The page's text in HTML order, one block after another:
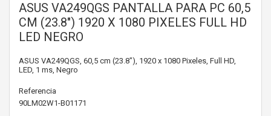
ASUS VA249QGS PANTALLA PARA PC 60,5
CM (23.8") 1920 X 1080 PIXELES FULL HD
LED NEGRO
ASUS VA249QGS, 60,5 cm (23.8"), 1920 x 1080 Pixeles, Full HD,
LED, 1 ms, Negro
Referencia
90LM02W1-B01171